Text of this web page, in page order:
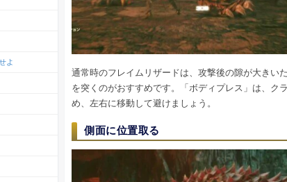
通常時のフレイムリザードは、攻撃後の隙が大きい
を突くのがおすすめです。「ボディプレス」は、ク
め、左右に移動して避けましょう。
側面に位置取る
よ